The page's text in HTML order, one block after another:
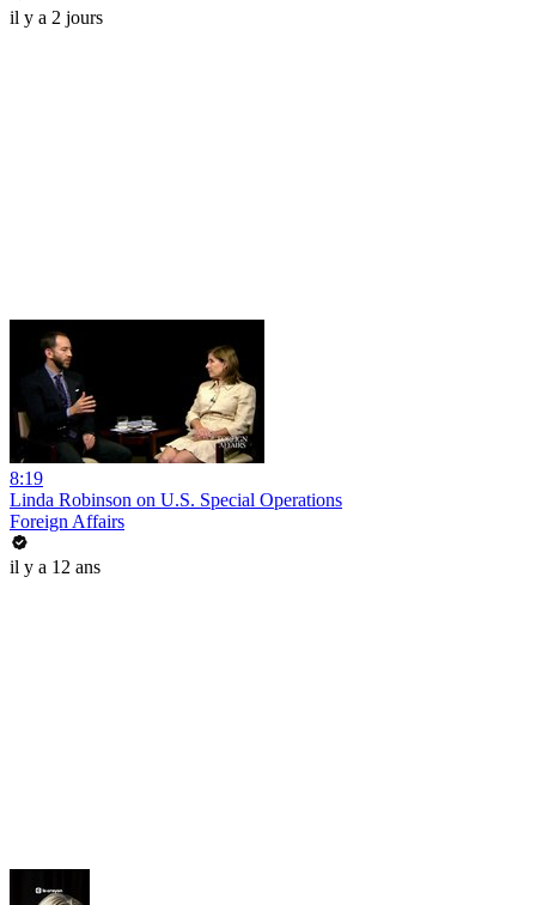
il y a 2 jours
8:19
Linda Robinson on U.S. Special Operations
Foreign Affairs
il y a 12 ans